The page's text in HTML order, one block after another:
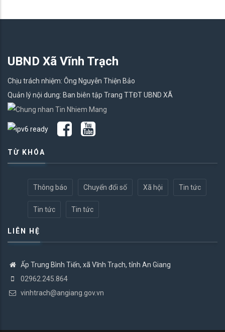
UBND Xã Vĩnh Trạch
Chịu trách nhiệm: Ông Nguyễn Thiện Bảo
Quản lý nội dung: Ban biên tập Trang TTĐT UBND XÃ
TỪ KHÓA
Thông báo Chuyển đổi số Xã hội Tin tức
Tin tức Tin tức
LIÊN HỆ
Ấp Trung Bình Tiến, xã Vĩnh Trạch, tỉnh An Giang
02962.245.864
vinhtrach@angiang.gov.vn